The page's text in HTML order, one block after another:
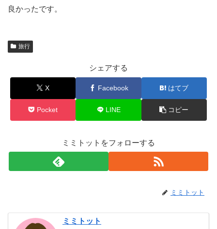
良かったです。
旅行
シェアする
X Facebook はてブ
Pocket LINE コピー
ミミトットをフォローする
ミミトット
ミミトット